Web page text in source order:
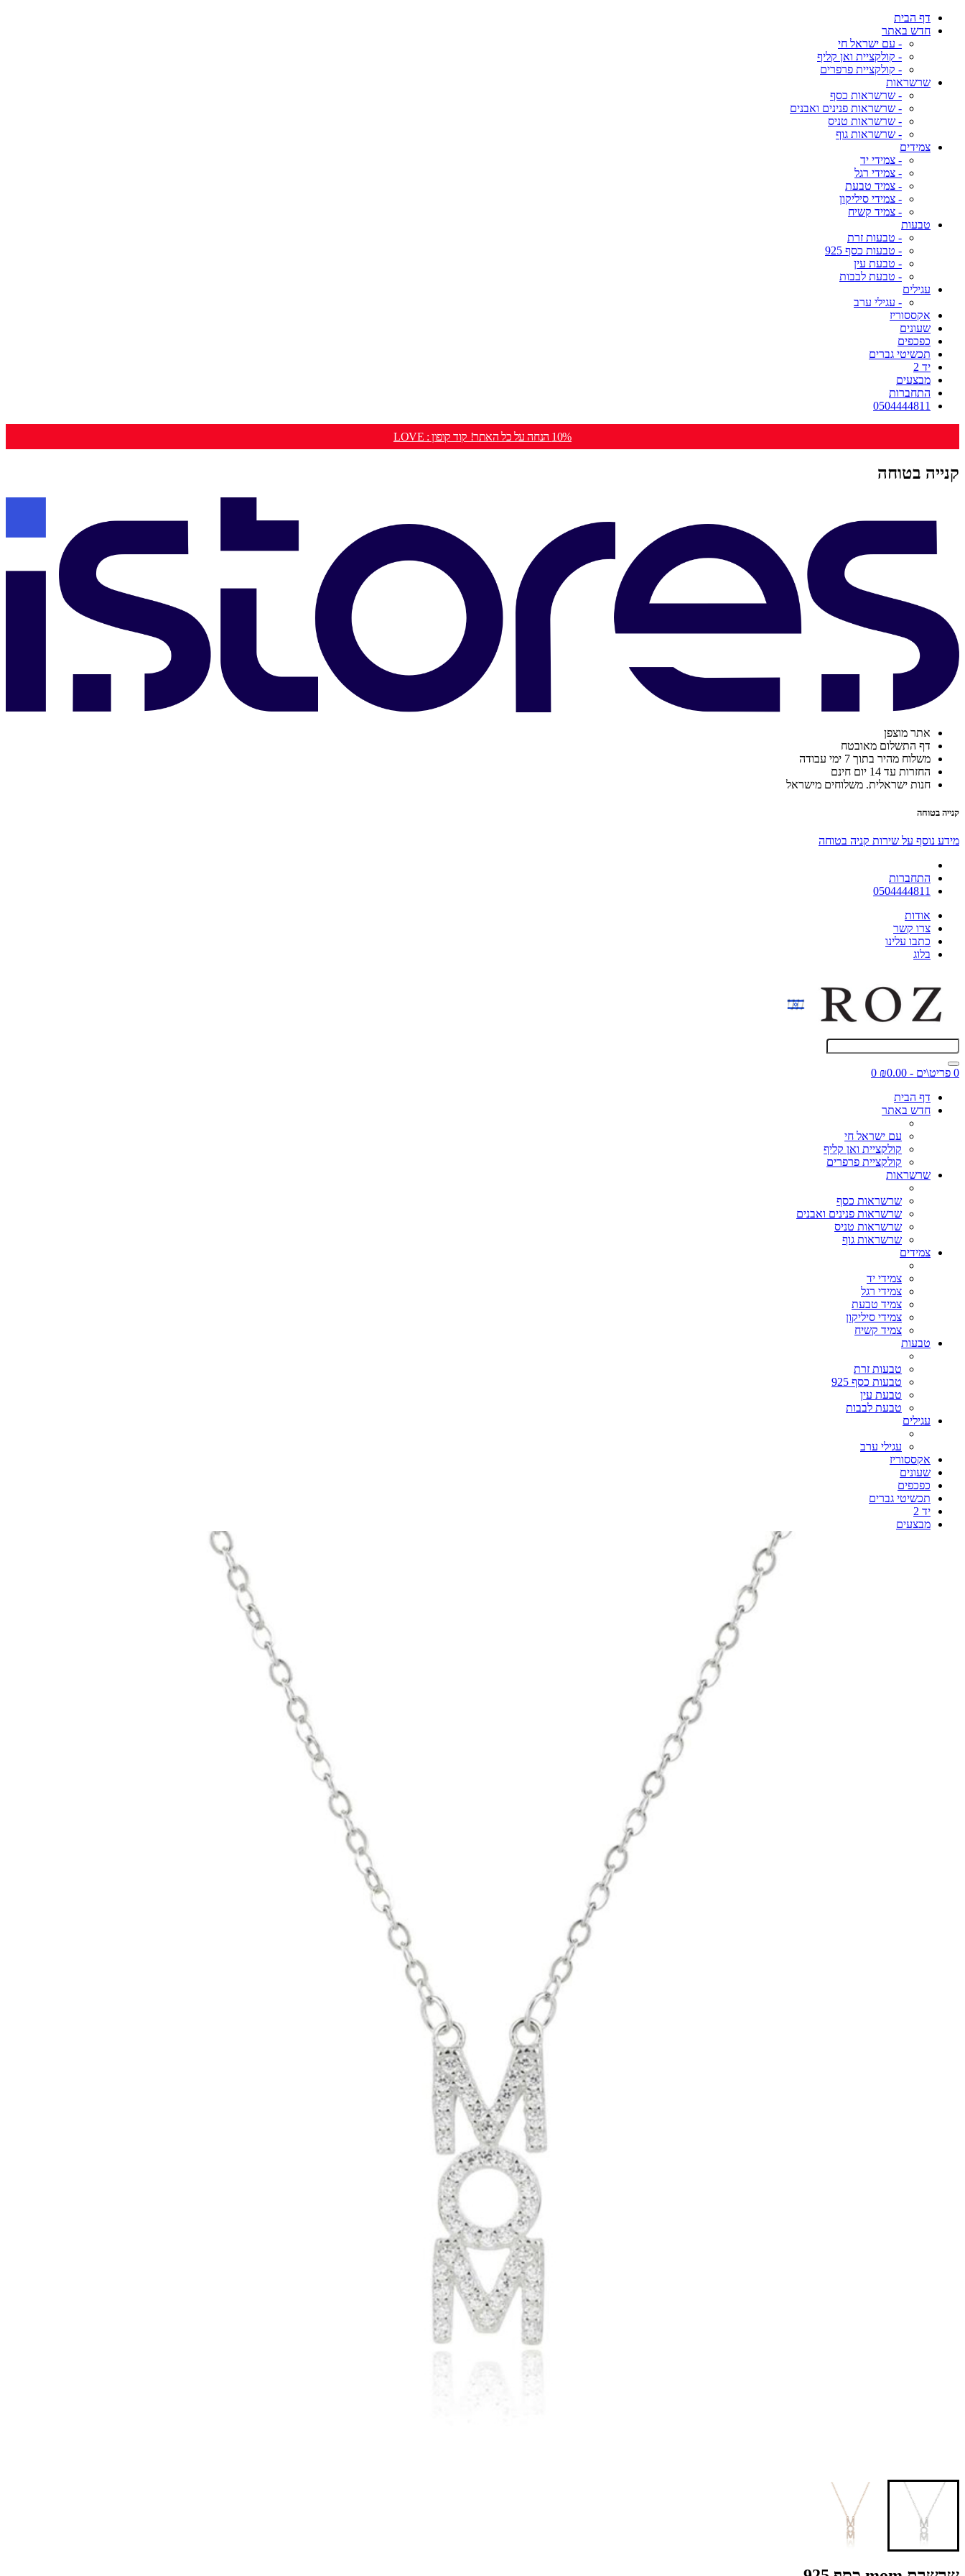
דף הבית
חדש באתר
- עם ישראל חי
- קולקציית ואן קליף
- קולקציית פרפרים
שרשראות
- שרשראות כסף
- שרשראות פנינים ואבנים
- שרשראות טניס
- שרשראות גוף
צמידים
- צמידי יד
- צמידי רגל
- צמיד טבעת
- צמידי סיליקון
- צמיד קשיח
טבעות
- טבעות זרת
- טבעות כסף 925
- טבעת עין
- טבעת לבבות
עגילים
- עגילי ערב
אקססוריז
שעונים
כפכפים
תכשיטי גברים
יד 2
מבצעים
התחברות
0504444811
10% הנחה על כל האתר! קוד קופון : LOVE
קנייה בטוחה
אתר מוצפן
דף התשלום מאובטח
משלוח מהיר בתוך 7 ימי עבודה
החזרות עד 14 יום חינם
חנות ישראלית. משלוחים מישראל
קנייה בטוחה
מידע נוסף על שירות קניה בטוחה
התחברות
0504444811
אודות
צרו קשר
כתבו עלינו
בלוג
0 פריט\ים - ₪0.00
0
דף הבית
חדש באתר
עם ישראל חי
קולקציית ואן קליף
קולקציית פרפרים
שרשראות
שרשראות כסף
שרשראות פנינים ואבנים
שרשראות טניס
שרשראות גוף
צמידים
צמידי יד
צמידי רגל
צמיד טבעת
צמידי סיליקון
צמיד קשיח
טבעות
טבעות זרת
טבעות כסף 925
טבעת עין
טבעת לבבות
עגילים
עגילי ערב
אקססוריז
שעונים
כפכפים
תכשיטי גברים
יד 2
מבצעים